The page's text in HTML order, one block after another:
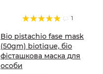
1
Bio pistachio fase mask
(50gm) biotique, біо
фісташкова маска для
особи